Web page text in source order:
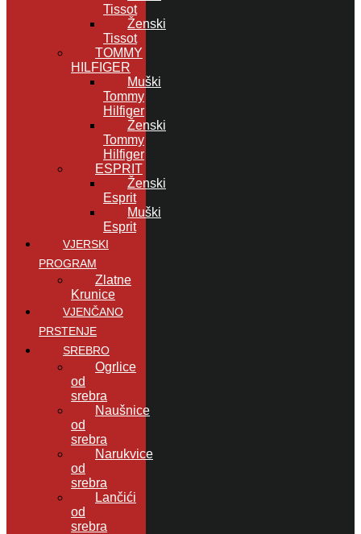
Tissot
Ženski
Tissot
TOMMY
HILFIGER
Muški
Tommy
Hilfiger
Ženski
Tommy
Hilfiger
ESPRIT
Ženski
Esprit
Muški
Esprit
VJERSKI
PROGRAM
Zlatne
Krunice
VJENČANO
PRSTENJE
SREBRO
Ogrlice
od
srebra
Naušnice
od
srebra
Narukvice
od
srebra
Lančići
od
srebra